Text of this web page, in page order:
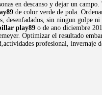
en descanso y dejar un campo.
de color verde de pola.
sin ningun golpe ni
play89 o de ano diciembre
Optimizar el resultado
profesional, invernaje